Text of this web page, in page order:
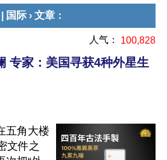
国际 › 文章 ：
人气： 100,828
专家：美国寻获4种外星生
五角大楼
文件之